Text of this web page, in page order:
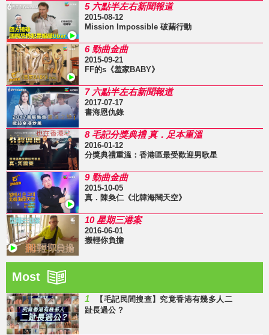
5 六點半左右新聞報道
2015-08-12
Mission Impossible 破繭行動
6 勁曲金曲
2015-09-21
FF的s《羞家BABY》
7 六點半左右新聞報道
2017-07-17
書海恩仇錄
8 毛記分獎典禮 真．足本重溫
2016-01-12
分獎典禮重溫：香港區最受歡迎男歌星
9 勁曲金曲
2015-10-05
真．陳奐仁《北韓海闊天空》
10 星期三港案
2016-06-01
搬輕你負擔
Most
1
【毛記民間搜查】究竟香港有幾多人二
趾長過公 ?